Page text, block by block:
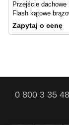
Przejście dachowe
Flash kątowe
mm)
Zapytaj o cenę
0 800 3 35